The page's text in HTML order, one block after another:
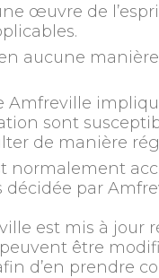
œuvre de
aucune
Amfreville
sont
de manière
normalement
par
est mis à jour
être
d’en prendre